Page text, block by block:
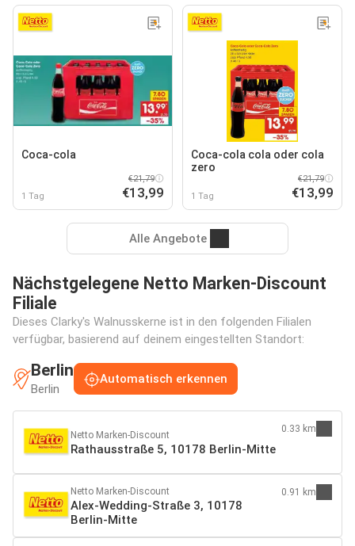
Coca-cola
1 Tag
€21,79
€13,99
Coca-cola cola oder cola
zero
1 Tag
€21,79
€13,99
Alle Angebote
Nächstgelegene Netto Marken-Discount
Filiale
Dieses Clarky's Walnusskerne ist in den folgenden Filialen
verfügbar, basierend auf deinem eingestellten Standort:
Berlin
Berlin
Automatisch erkennen
Netto Marken-Discount
Rathausstraße 5, 10178 Berlin-Mitte
0.33 km
Netto Marken-Discount
Alex-Wedding-Straße 3, 10178
Berlin-Mitte
0.91 km